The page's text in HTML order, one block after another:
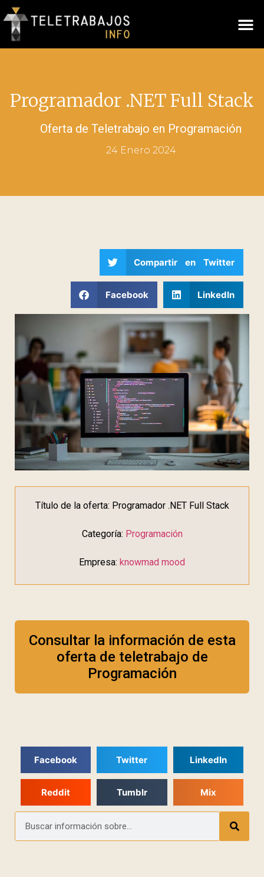
Programador .NET Full Stack
Oferta de Teletrabajo en Programación
24 Enero 2024
Compartir en Twitter
Facebook LinkedIn
Título de la oferta: Programador .NET Full Stack
Categoría: Programación
Empresa: knowmad mood
Consultar la información de esta
oferta de teletrabajo de
Programación
Facebook Twitter LinkedIn
Reddit Tumblr Mix